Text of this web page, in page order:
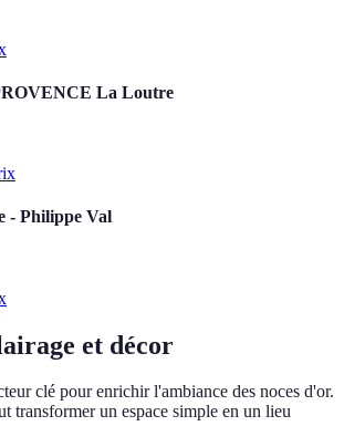
La Loutre
- Philippe Val
et décor
clé pour enrichir l'ambiance des noces d'or.
transformer un espace simple en un lieu